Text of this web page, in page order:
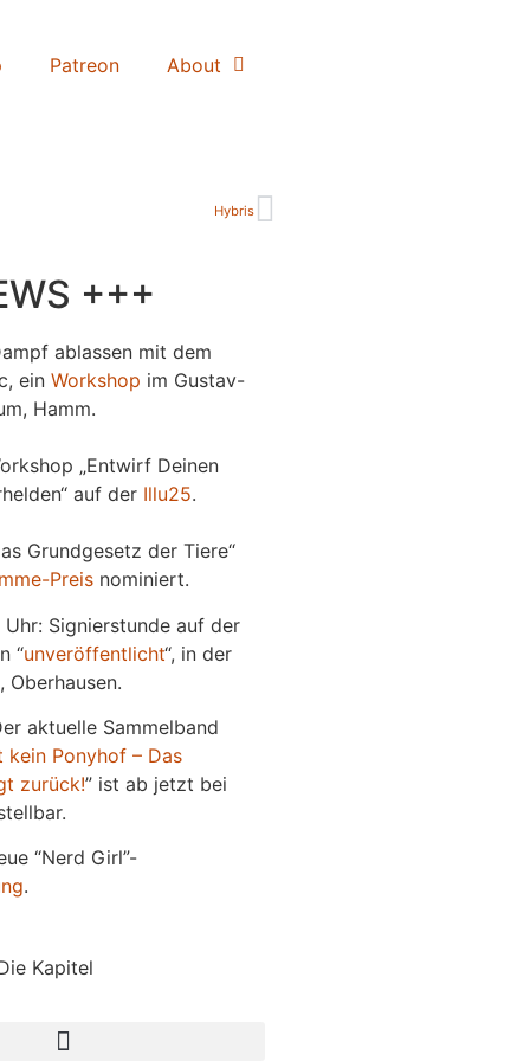
Patreon About
Hybris
+++
ablassen mit dem
ein Workshop im Gustav-
Hamm.
„Entwirf Deinen
auf der Illu25.
Grundgesetz der Tiere“
Preisnominiert.
Uhr: Signierstunde auf der
“unveröffentlicht“, in der
Oberhausen.
aktuelle Sammelband
Ponyhof – Das
zurück!” ist ab jetzt bei
“Nerd Girl”-
.
Kapitel